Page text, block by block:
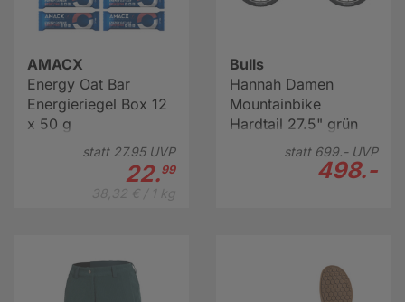
AMACX
Energy Oat Bar
Energieriegel Box 12
x 50 g
statt 27.95UVP
22.99
Bulls
Hannah Damen
Mountainbike
Hardtail 27.5" grün
statt 699.-UVP
498.-